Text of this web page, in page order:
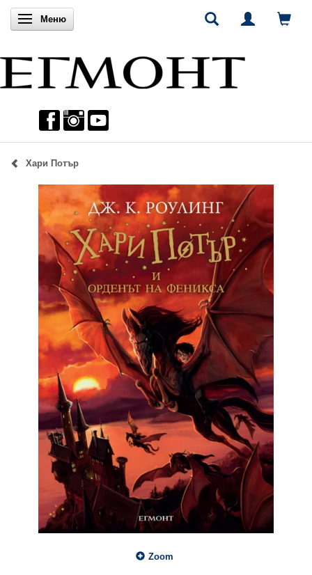
Включи навигацията
Меню
Хари Потър
Zoom